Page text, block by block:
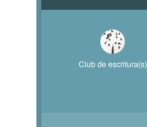
Club de escritura(s)